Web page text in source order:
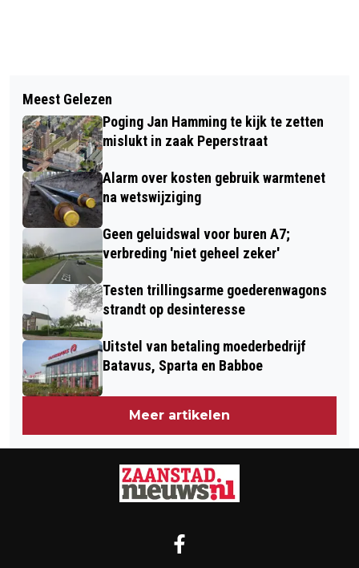
WERK AAN COENBRUG START
VOLGENDE MAAND EN GAAT VIER
MAANDEN DUREN
KLEINE WINDMOLENS POPULAIR BIJ
BOEREN: NIEUW BELEID VOOR
PLAATSING
Meest Gelezen
Poging Jan Hamming te kijk te zetten
mislukt in zaak Peperstraat
Alarm over kosten gebruik warmtenet
na wetswijziging
Geen geluidswal voor buren A7;
verbreding 'niet geheel zeker'
Testen trillingsarme goederenwagons
strandt op desinteresse
Uitstel van betaling moederbedrijf
Batavus, Sparta en Babboe
Meer artikelen